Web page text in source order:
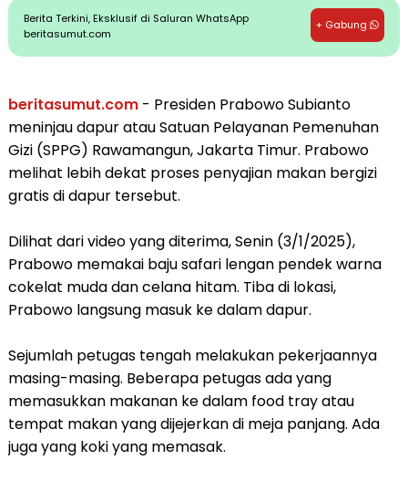
Berita Terkini, Eksklusif di Saluran WhatsApp
beritasumut.com
+ Gabung
beritasumut.com- Presiden Prabowo Subianto
meninjau dapur atau Satuan Pelayanan Pemenuhan
Gizi (SPPG) Rawamangun, Jakarta Timur. Prabowo
melihat lebih dekat proses penyajian makan bergizi
gratis di dapur tersebut.
Dilihat dari video yang diterima, Senin (3/1/2025),
Prabowo memakai baju safari lengan pendek warna
cokelat muda dan celana hitam. Tiba di lokasi,
Prabowo langsung masuk ke dalam dapur.
Sejumlah petugas tengah melakukan pekerjaannya
masing-masing. Beberapa petugas ada yang
memasukkan makanan ke dalam food tray atau
tempat makan yang dijejerkan di meja panjang. Ada
juga yang koki yang memasak.